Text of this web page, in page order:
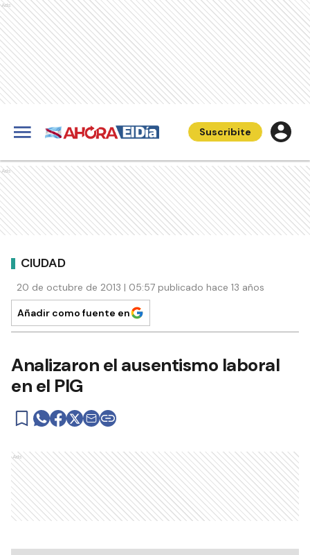
Ads
Suscribite
Ads
CIUDAD
20 de octubre de 2013 | 05:57 publicado hace 13 años
Añadir como fuente en
Analizaron el ausentismo laboral
en el PIG
Ads